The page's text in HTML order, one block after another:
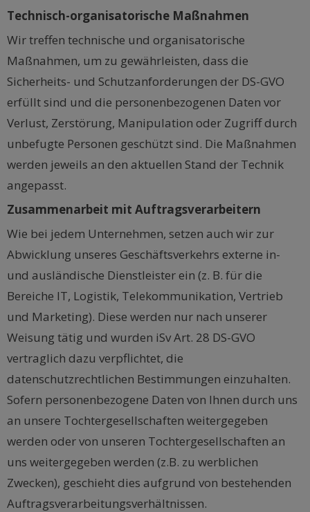
Technisch-organisatorische Maßnahmen
Wir treffen technische und organisatorische
Maßnahmen, um zu gewährleisten, dass die
Sicherheits- und Schutzanforderungen der DS-GVO
erfüllt sind und die personenbezogenen Daten vor
Verlust, Zerstörung, Manipulation oder Zugriff durch
unbefugte Personen geschützt sind. Die Maßnahmen
werden jeweils an den aktuellen Stand der Technik
angepasst.
Zusammenarbeit mit Auftragsverarbeitern
Wie bei jedem Unternehmen, setzen auch wir zur
Abwicklung unseres Geschäftsverkehrs externe in-
und ausländische Dienstleister ein (z. B. für die
Bereiche IT, Logistik, Telekommunikation, Vertrieb
und Marketing). Diese werden nur nach unserer
Weisung tätig und wurden iSv Art. 28 DS-GVO
vertraglich dazu verpflichtet, die
datenschutzrechtlichen Bestimmungen einzuhalten.
Sofern personenbezogene Daten von Ihnen durch uns
an unsere Tochtergesellschaften weitergegeben
werden oder von unseren Tochtergesellschaften an
uns weitergegeben werden (z.B. zu werblichen
Zwecken), geschieht dies aufgrund von bestehenden
Auftragsverarbeitungsverhältnissen.